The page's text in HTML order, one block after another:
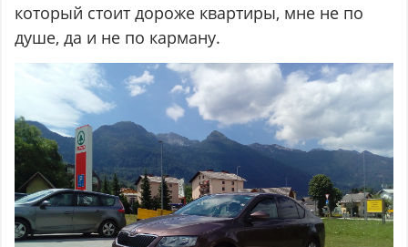
который стоит дороже квартиры, мне не по
душе, да и не по карману.